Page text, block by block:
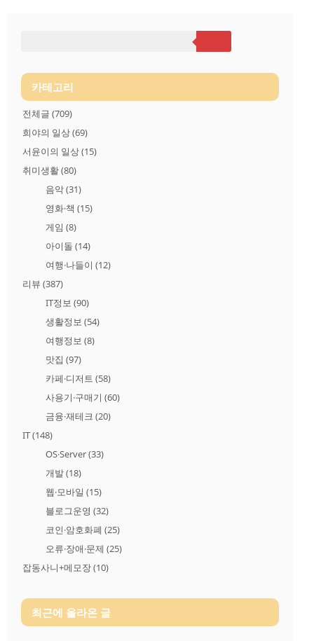
스 커브드, S: 스테인레스 일반 ⑥ 용량구분 06: 6인용, 10: 10인용
⑦ 유통구분 10, 20, 60 ※ 모름 ⑧ 화면표시방법 F: LCD화면, S..
카테고리
전체글 (709)
희야의 일상(69)
서윤이의 일상(15)
취미생활(80)
음악(31)
영화·책 (15)
게임 (8)
아이돌 (14)
여행·나들이 (12)
리뷰 (387)
IT정보 (90)
생활정보 (54)
여행정보 (8)
맛집 (97)
카페·디저트 (58)
사용기·구매기 (60)
금융·재테크 (20)
IT(148)
OS·Server(33)
개발(18)
웹·모바일 (15)
블로그운영 (32)
코인·암호화폐 (25)
오류·장애·문제 (25)
잡동사니+메모장(10)
최근에 올라온 글